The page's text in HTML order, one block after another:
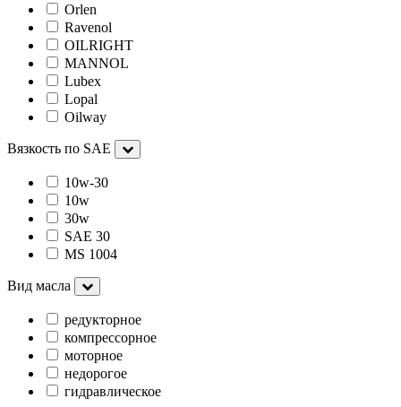
Orlen
Ravenol
OILRIGHT
MANNOL
Lubex
Lopal
Oilway
Вязкость по SAE
10w-30
10w
30w
SAE 30
MS 1004
Вид масла
редукторное
компрессорное
моторное
недорогое
гидравлическое